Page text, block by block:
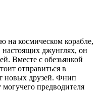
космическом корабле,
джунглях, он
Вместе с обезьянкой
отправиться в
новых друзей. Фнип
предводителя